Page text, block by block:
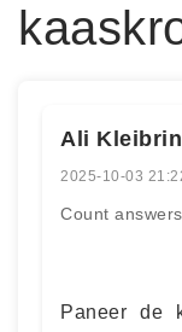
Ali
2025-10-03
Count
Paneer de